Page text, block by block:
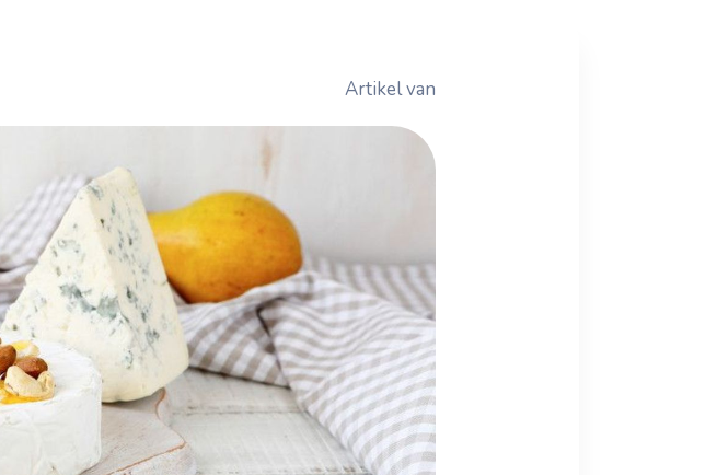
Artikel van